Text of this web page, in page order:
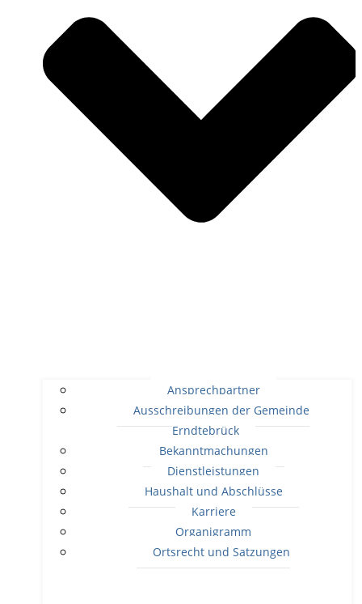
Ansprechpartner
Ausschreibungen der Gemeinde
Erndtebrück
Bekanntmachungen
Dienstleistungen
Haushalt und Abschlüsse
Karriere
Organigramm
Ortsrecht und Satzungen